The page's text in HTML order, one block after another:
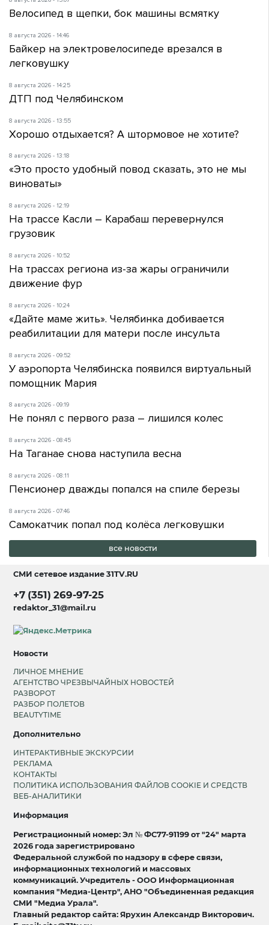
Велосипед в щепки, бок машины всмятку
8 августа 2026 - 14:46
Байкер на электровелосипеде врезался в
легковушку
8 августа 2026 - 14:25
ДТП под Челябинском
8 августа 2026 - 13:55
Хорошо отдыхается? А штормовое не хотите?
8 августа 2026 - 13:18
«Это просто удобный повод сказать, это не мы
виноваты»
8 августа 2026 - 12:19
На трассе Касли – Карабаш перевернулся
грузовик
8 августа 2026 - 10:52
На трассах региона из-за жары ограничили
движение фур
8 августа 2026 - 10:24
«Дайте маме жить». Челябинка добивается
реабилитации для матери после инсульта
8 августа 2026 - 09:52
У аэропорта Челябинска появился виртуальный
помощник Мария
8 августа 2026 - 09:19
Не понял с первого раза – лишился колес
8 августа 2026 - 08:45
На Таганае снова наступила весна
8 августа 2026 - 08:11
Пенсионер дважды попался на спиле березы
8 августа 2026 - 07:46
Самокатчик попал под колёса легковушки
все новости
СМИ сетевое издание31TV.RU
+7 (351) 269-97-25
redaktor_31@mail.ru
Новости
ЛИЧНОЕ МНЕНИЕ
АГЕНТСТВО ЧРЕЗВЫЧАЙНЫХ НОВОСТЕЙ
РАЗВОРОТ
РАЗБОР ПОЛЕТОВ
BEAUTYTIME
Дополнительно
ИНТЕРАКТИВНЫЕ ЭКСКУРСИИ
РЕКЛАМА
КОНТАКТЫ
ПОЛИТИКА ИСПОЛЬЗОВАНИЯ ФАЙЛОВ COOKIE И СРЕДСТВ
ВЕБ-АНАЛИТИКИ
Информация
Регистрационный номер: Эл № ФС77-91199 от "24" марта
2026 года зарегистрировано
Федеральной службой по надзору в сфере связи,
информационных технологий и массовых
коммуникаций. Учредитель - ООО Информационная
компания "Медиа-Центр", АНО "Объединенная редакция
СМИ "Медиа Урала".
Главный редактор сайта: Ярухин Александр Викторович.